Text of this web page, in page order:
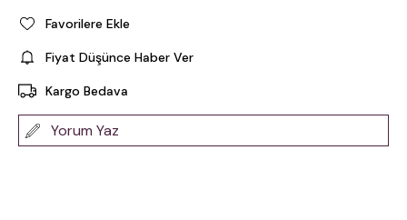
Favorilere Ekle
Fiyat Düşünce Haber Ver
Kargo Bedava
Yorum Yaz